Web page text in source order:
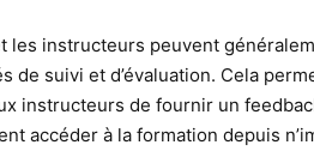
les instructeurs peuvent
de suivi et d’évaluation. Cela
instructeurs de fournir un
accéder à la formation depuis